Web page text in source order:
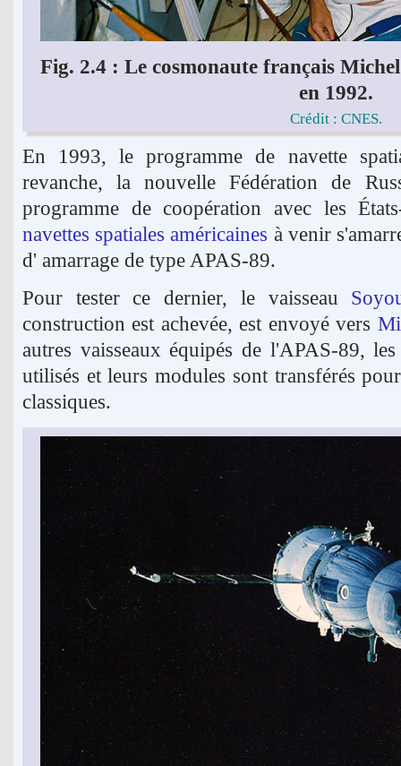
Fig. 2.4 : Le cosmonaute français
en 1992.
Crédit : CNES.
En 1993, le programme de navette
revanche, la nouvelle Fédération de
programme de coopération avec les
navettes spatiales américaines à venir
d' amarrage de type APAS-89.
Pour tester ce dernier, le vaisseau
construction est achevée, est envoyé vers
autres vaisseaux équipés de l'APAS-89,
utilisés et leurs modules sont transférés
classiques.